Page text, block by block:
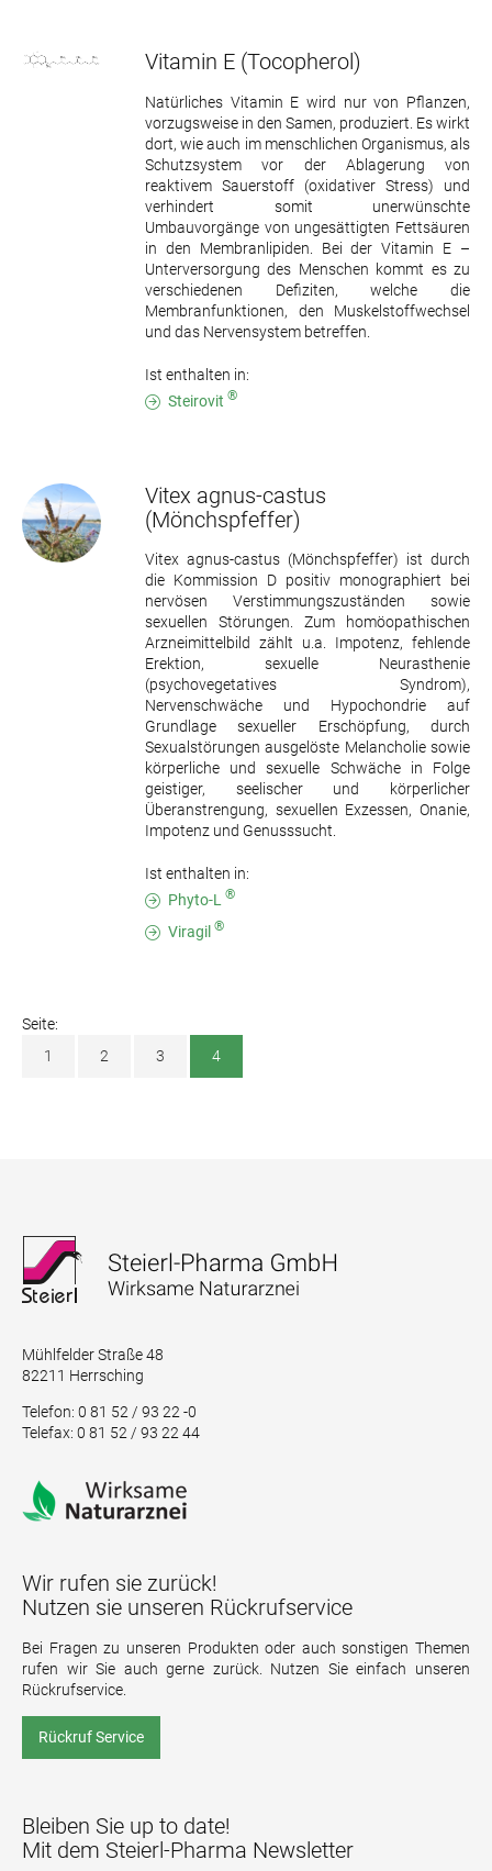
Vitamin E (Tocopherol)
Natürliches Vitamin E wird nur von Pflanzen,
vorzugsweise in den Samen, produziert. Es wirkt
dort, wie auch im menschlichen Organismus, als
Schutzsystem vor der Ablagerung von
reaktivem Sauerstoff (oxidativer Stress) und
verhindert somit unerwünschte
Umbauvorgänge von ungesättigten Fettsäuren
in den Membranlipiden. Bei der Vitamin E –
Unterversorgung des Menschen kommt es zu
verschiedenen Defiziten, welche die
Membranfunktionen, den Muskelstoffwechsel
und das Nervensystem betreffen.
Ist enthalten in:
Steirovit ®
Vitex agnus-castus
(Mönchspfeffer)
Vitex agnus-castus (Mönchspfeffer) ist durch
die Kommission D positiv monographiert bei
nervösen Verstimmungszuständen sowie
sexuellen Störungen. Zum homöopathischen
Arzneimittelbild zählt u.a. Impotenz, fehlende
Erektion, sexuelle Neurasthenie
(psychovegetatives Syndrom),
Nervenschwäche und Hypochondrie auf
Grundlage sexueller Erschöpfung, durch
Sexualstörungen ausgelöste Melancholie sowie
körperliche und sexuelle Schwäche in Folge
geistiger, seelischer und körperlicher
Überanstrengung, sexuellen Exzessen, Onanie,
Impotenz und Genusssucht.
Ist enthalten in:
Phyto-L ®
Viragil ®
Seite:
1
2 3 4
Mühlfelder Straße 48
82211 Herrsching
Telefon: 0 81 52 / 93 22 -0
Telefax: 0 81 52 / 93 22 44
Wir rufen sie zurück!
Nutzen sie unseren Rückrufservice
Bei Fragen zu unseren Produkten oder auch sonstigen Themen
rufen wir Sie auch gerne zurück. Nutzen Sie einfach unseren
Rückrufservice.
Rückruf Service
Bleiben Sie up to date!
Mit dem Steierl-Pharma Newsletter